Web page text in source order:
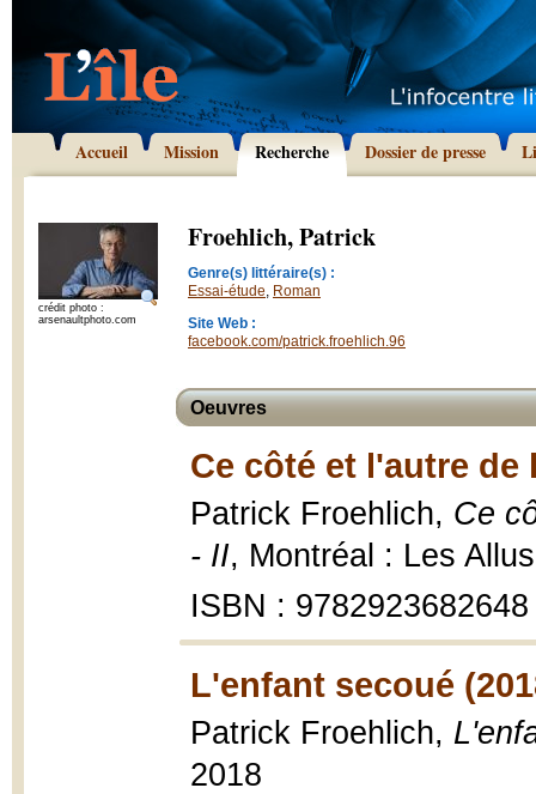
Accueil Mission Recherche Dossier de presse
crédit photo :
arsenaultphoto.com
Froehlich, Patrick
Genre(s) littéraire(s) :
Essai-étude, Roman
Site Web :
facebook.com/patrick.froehlich.96
Oeuvres
Ce côté et l'autre de
Patrick Froehlich, Ce
- II, Montréal : Les
ISBN : 9782923682648
L'enfant secoué
Patrick Froehlich,
2018